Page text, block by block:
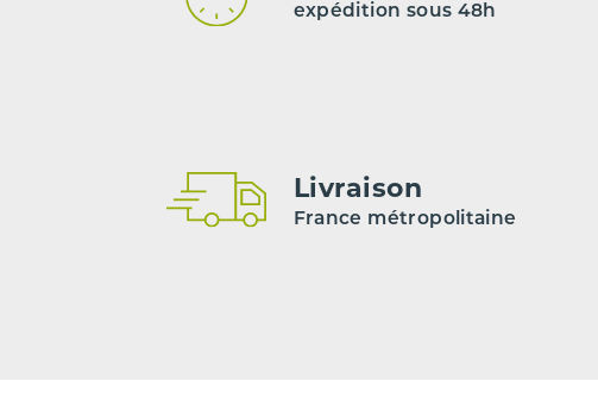
expédition sous 48h
Livraison
France métropolitaine